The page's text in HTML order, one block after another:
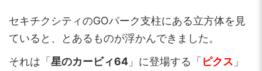
セキチクシティのGOパーク支柱にある立方体を見
ていると、とあるものが浮かんできました。
それは「 星のカービィ64 」に登場する「 ピクス 」